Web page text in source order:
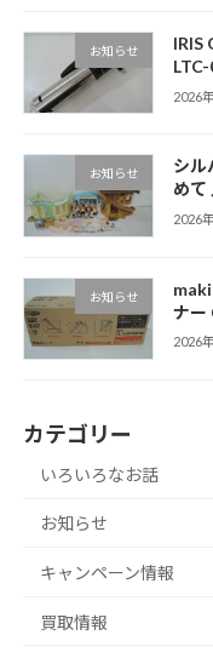
お知らせ
IRIS
2026
お知らせ
シル
めて
2026
お知らせ
ナー
2026
カテゴリー
いろいろなお話
お知らせ
キャンペーン情報
買取情報